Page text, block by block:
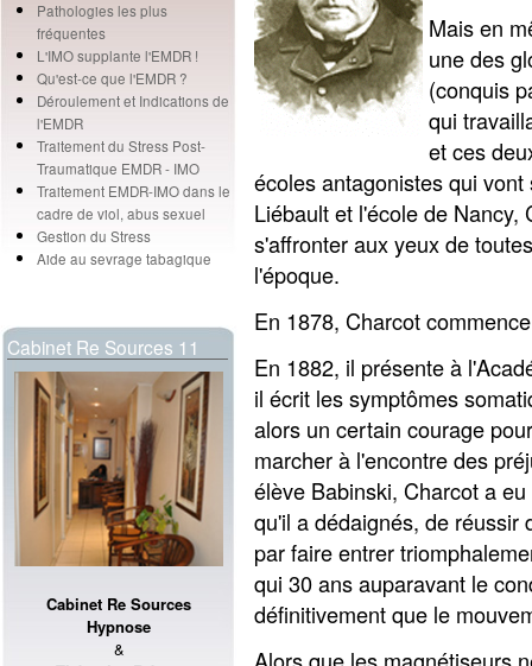
Pathologies les plus
fréquentes
L'IMO supplante l'EMDR !
Qu'est-ce que l'EMDR ?
Déroulement et Indications de
l'EMDR
Traitement du Stress Post-
Traumatique EMDR - IMO
Traitement EMDR-IMO dans le
cadre de viol, abus sexuel
Gestion du Stress
Aide au sevrage tabagique
Cabinet Re Sources 11
Cabinet Re Sources
Hypnose
&
Mais en
une des
(conquis
qui
et ces
écoles antagonistes qui
Liébault et l'école de
s'affronter aux yeux de
l'époque.
En 1878, Charcot
En 1882, il présente à
il écrit les symptômes
alors un certain courage
marcher à l'encontre des
élève Babinski, Charcot a
qu'il a dédaignés, de réussir
par faire entrer
qui 30 ans auparavant le
définitivement que le
Alors que les magnétiseurs